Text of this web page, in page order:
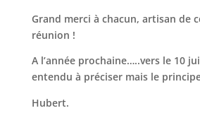
Grand merci à chacun, artisan de
réunion !
A l’année prochaine…..vers le 10
entendu à préciser mais le
Hubert.